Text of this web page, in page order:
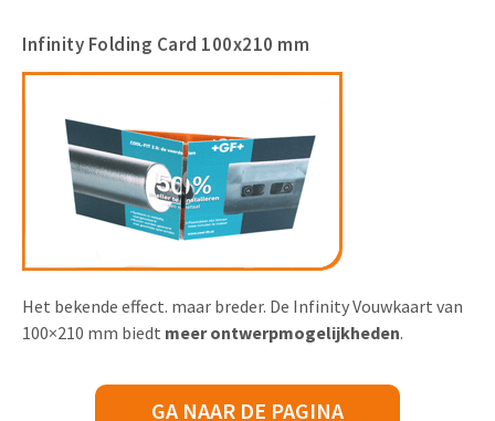
Infinity Folding Card 100x210 mm
Het bekende effect. maar breder. De Infinity Vouwkaart van
100×210 mm biedt meer ontwerpmogelijkheden.
GA NAAR DE PAGINA